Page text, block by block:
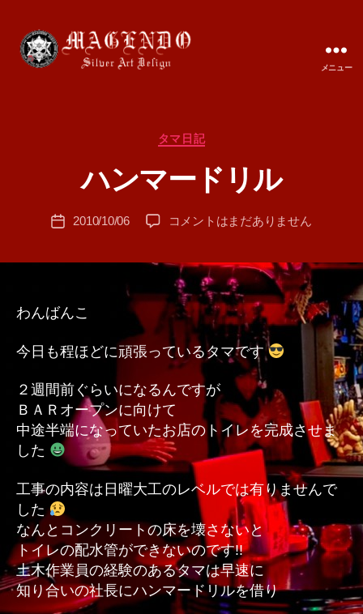
メニュー
カ
タマ日記
ハンマードリル
成
者
T
A
投
2010/10/06
ハ
ー
ド
へ
の
コメントはまだありません
わんばんこ
今日も程ほどに頑張っているタマです
２週間前ぐらいになるんですが
ＢＡＲオープンに向けて
中途半端になっていたお店のトイレを完成させま
した
工事の内容は日曜大工のレベルでは有りませんで
した
なんとコンクリートの床を壊さないと
トイレの配水管ができないのです!!
土木作業員の経験のあるタマは早速に
知り合いの社長にハンマードリルを借り